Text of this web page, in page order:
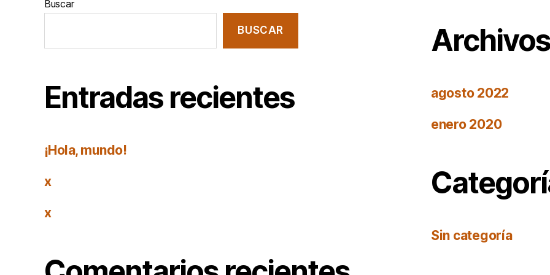
Buscar
BUSCAR
Entradas recientes
¡Hola, mundo!
x
x
agosto 2022
enero 2020
Sin categoría